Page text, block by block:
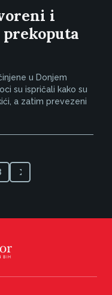
i
u Donjem
su ispričali kako su
a zatim prevezeni